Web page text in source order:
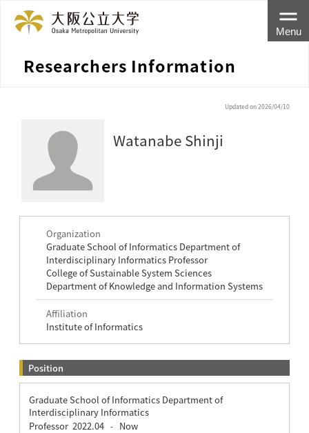
Researchers Information
Menu
Updated on 2026/04/10
Watanabe Shinji
Organization
Graduate School of Informatics Department of
Interdisciplinary Informatics Professor
College of Sustainable System Sciences
Department of Knowledge and Information Systems
Affiliation
Institute of Informatics
Position
Graduate School of Informatics Department of
Interdisciplinary Informatics
Professor 2022.04 - Now